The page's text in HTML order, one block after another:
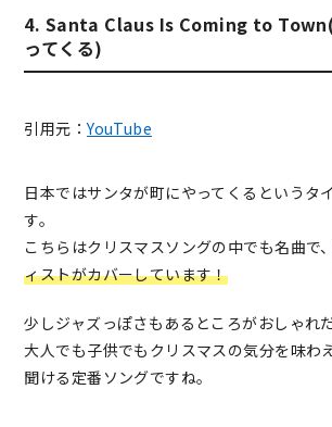
4. Santa Claus Is Coming to Town(
ってくる)
引用元：YouTube
日本ではサンタが町にやってくるというタ
す。
こちらはクリスマスソングの中でも名曲で、
ィストがカバーしています！
少しジャズっぽさもあるところがおしゃれ
大人でも子供でもクリスマスの気分を味わ
聞ける定番ソングですね。